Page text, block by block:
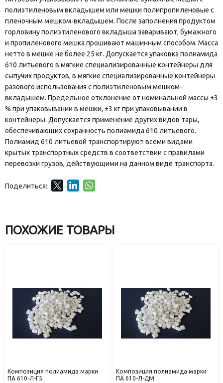
полиэтиленовым вкладышем или мешки полипропиленовые с
пленочным мешком-вкладышем. После заполнения продуктом
горловину полиэтиленового вкладыша заваривают, бумажного
и пропиленового мешка прошивают машинным способом. Масса
нетто в мешке не более 25 кг. Допускается упаковка полиамида
610 литьевого в мягкие специализированные контейнеры для
сыпучих продуктов, в мягкие специализированные контейнеры
разового использования с полиэтиленовым мешком-
вкладышем. Предельное отклонение от номинальной массы ±3
% при упаковывании в мешки, ±3 кг при упаковывании в
контейнеры. Допускается применение других видов тары,
обеспечивающих сохранность полиамида 610 литьевого.
Полиамид 610 литьевой транспортируют всеми видами
крытых транспортных средств в соответствии с правилами
перевозки грузов, действующими на данном виде транспорта.
Поделиться:
ПОХОЖИЕ ТОВАРЫ
Композиция полиамида марки
ПА 610-Л-Г5
Композиция полиамида марки
ПА 610-Л-ДМ